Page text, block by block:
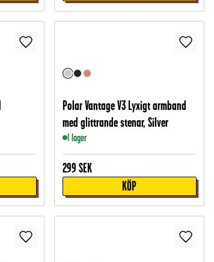
Polar Vantage V3 Lyxigt armband
med glittrande stenar, Silver
I lager
299 SEK
KÖP